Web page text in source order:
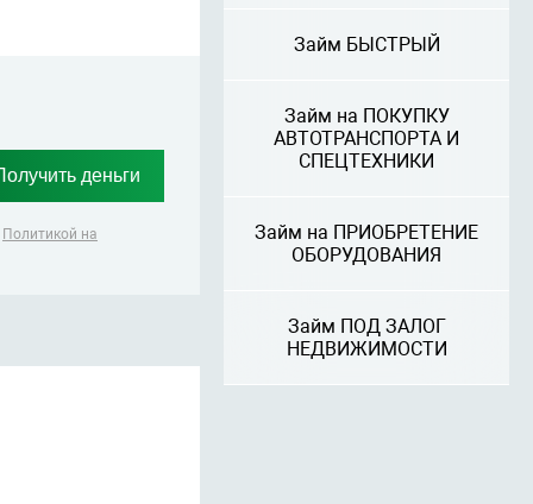
Займ БЫСТРЫЙ
Займ на ПОКУПКУ
АВТОТРАНСПОРТА И
СПЕЦТЕХНИКИ
Займ на ПРИОБРЕТЕНИЕ
ОБОРУДОВАНИЯ
Займ ПОД ЗАЛОГ
НЕДВИЖИМОСТИ
Политикой на